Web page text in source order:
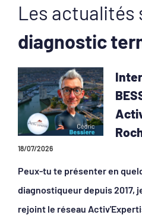
Les actualités
diagnostic
18/07/2026
Peux-tu te présenter en
diagnostiqueur depuis 2017,
rejoint le réseau